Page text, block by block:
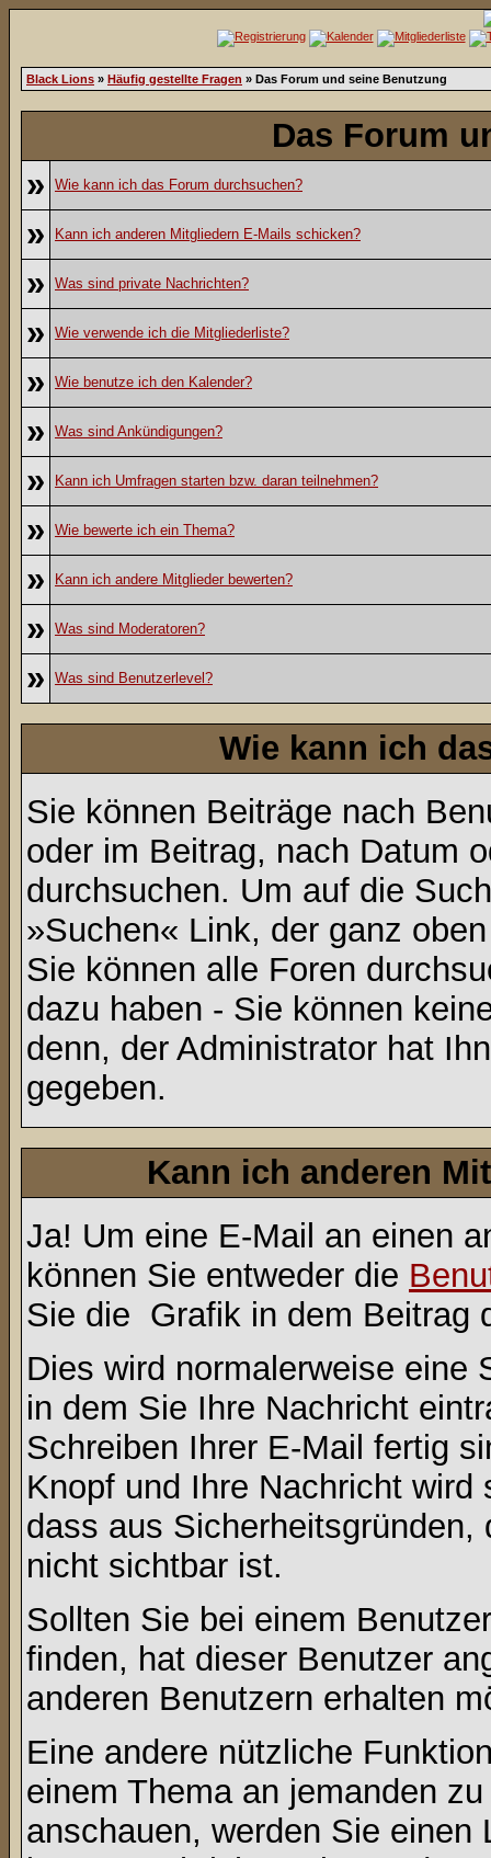
Black Lions » Häufig gestellte Fragen » Das Forum und seine Benutzung
Das Forum
»
Wie kann ich das Forum durchsuchen?
» Kann ich anderen Mitgliedern E-Mails schicken?
» Was sind private Nachrichten?
» Wie verwende ich die Mitgliederliste?
» Wie benutze ich den Kalender?
» Was sind Ankündigungen?
» Kann ich Umfragen starten bzw. daran teilnehmen?
» Wie bewerte ich ein Thema?
» Kann ich andere Mitglieder bewerten?
» Was sind Moderatoren?
» Was sind Benutzerlevel?
Wie kann ich
Sie können Beiträge nach
oder im Beitrag, nach Datum
durchsuchen. Um auf die
»Suchen« Link, der ganz
Sie können alle Foren
dazu haben - Sie können
denn, der Administrator hat
gegeben.
Kann ich anderen
Ja! Um eine E-Mail an einen
können Sie entweder die
Sie die Grafik in dem Beitrag
Dies wird normalerweise eine
in dem Sie Ihre Nachricht
Schreiben Ihrer E-Mail fertig
Knopf und Ihre Nachricht
dass aus
nicht sichtbar ist.
Sollten Sie bei einem
finden, hat dieser Benutzer
anderen Benutzern erhalten
Eine andere nützliche
einem Thema an jemanden
anschauen, werden Sie